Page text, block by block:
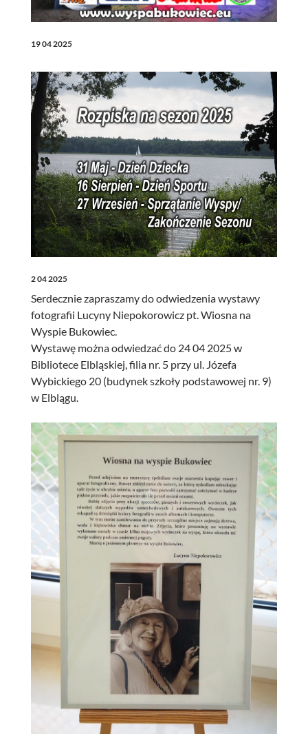
19 04 2025
2 04 2025
Serdecznie zapraszamy do odwiedzenia wystawy
fotografii Lucyny Niepokorowicz pt. Wiosna na
Wyspie Bukowiec.
Wystawę można odwiedzać do 24 04 2025 w
Bibliotece Elbląskiej, filia nr. 5 przy ul. Józefa
Wybickiego 20 (budynek szkoły podstawowej nr. 9)
w Elblągu.